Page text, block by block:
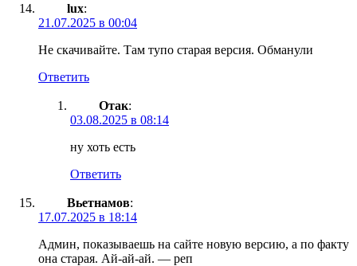
lux:
21.07.2025 в 00:04
Не скачивайте. Там тупо старая версия. Обманули
Ответить
Отак:
03.08.2025 в 08:14
ну хоть есть
Ответить
Вьетнамов:
17.07.2025 в 18:14
Админ, показываешь на сайте новую версию, а по факту
она старая. Ай-ай-ай. — реп